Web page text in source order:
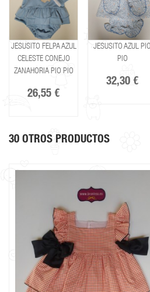
JESUSITO FELPA AZUL
CELESTE CONEJO
ZANAHORIA PIO PIO
26,55 €
JESUSITO AZUL PIO
PIO
32,30 €
30 OTROS PRODUCTOS